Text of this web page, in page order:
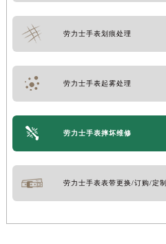
劳力士手表划痕处理
劳力士手表起雾处理
劳力士手表摔坏维修
劳力士手表表带更换/订购/定制